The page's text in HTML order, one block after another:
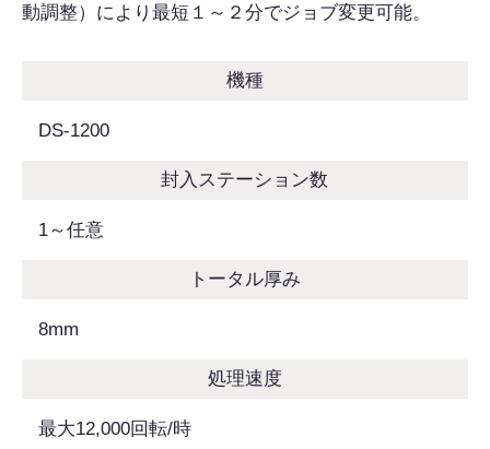
動調整）により最短１～２分でジョブ変更可能。
機種
DS-1200
封入ステーション数
1～任意
トータル厚み
8mm
処理速度
最大12,000回転/時